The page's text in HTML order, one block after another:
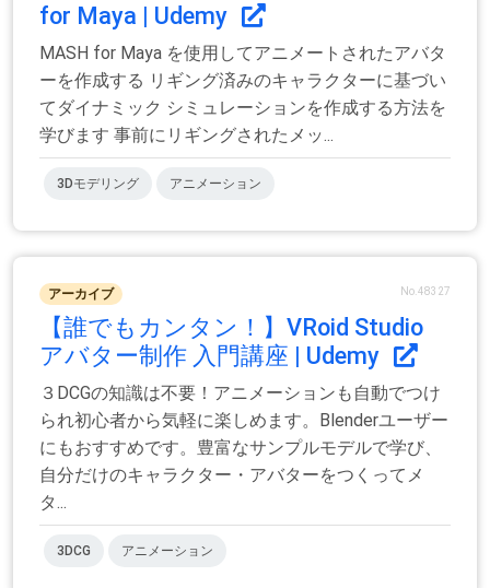
for Maya | Udemy
MASH for Maya を使用してアニメートされたアバタ
ーを作成する リギング済みのキャラクターに基づい
てダイナミック シミュレーションを作成する方法を
学びます 事前にリギングされたメッ...
3Dモデリング アニメーション
アーカイブ No.48327
【誰でもカンタン！】VRoid Studio
アバター制作 入門講座 | Udemy
３DCGの知識は不要！アニメーションも自動でつけ
られ初心者から気軽に楽しめます。Blenderユーザー
にもおすすめです。豊富なサンプルモデルで学び、
自分だけのキャラクター・アバターをつくってメ
タ...
3DCG アニメーション